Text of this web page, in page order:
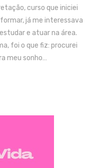
curso que iniciei
já me interessava
e atuar na área.
foi o que fiz: procurei
meu sonho…